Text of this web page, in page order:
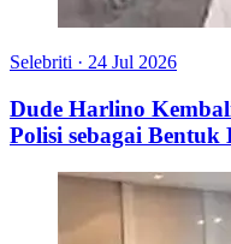
Selebriti · 24 Jul 2026
Dude Harlino
Polisi sebagai